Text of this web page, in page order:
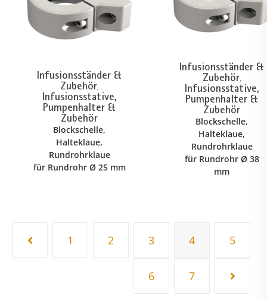
Infusionsständer &
Zubehör,
Infusionsstative,
Pumpenhalter &
Zubehör
Blockschelle,
Halteklaue,
Rundrohrklaue
für Rundrohr Ø 25 mm
Infusionsständer &
Zubehör,
Infusionsstative,
Pumpenhalter &
Zubehör
Blockschelle,
Halteklaue,
Rundrohrklaue
für Rundrohr Ø 38
mm
1 2 3 4 5
6 7